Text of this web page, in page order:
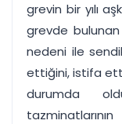
grevin bir yılı
grevde bulunan
nedeni ile
ettiğini, istifa
durumda